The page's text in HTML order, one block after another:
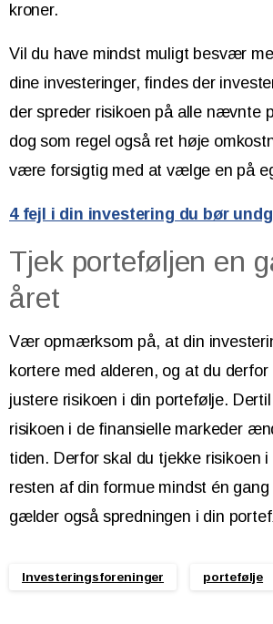
kroner.
Vil du have mindst muligt besvær
dine investeringer, findes der
der spreder risikoen på alle nævnte
dog som regel også ret høje
være forsigtig med at vælge en på
4 fejl i din investering du bør
Tjek porteføljen en
året
Vær opmærksom på, at din
kortere med alderen, og at du derfor
justere risikoen i din portefølje.
risikoen i de finansielle markeder
tiden. Derfor skal du tjekke risikoen
resten af din formue mindst én
gælder også spredningen i din
Investeringsforeninger portefølje